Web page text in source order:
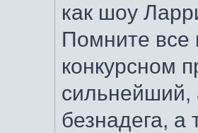
как шоу
Помните все
конкурсном
сильнейший,
безнадега, а